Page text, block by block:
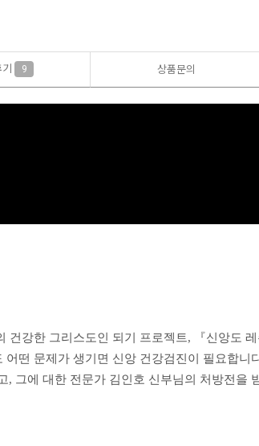
9 상품문의
강한 그리스도인 되기 프로젝트, 『신앙도
떤 문제가 생기면 신앙 건강검진이 필요합
그에 대한 전문가 김인호 신부님의 처방전을